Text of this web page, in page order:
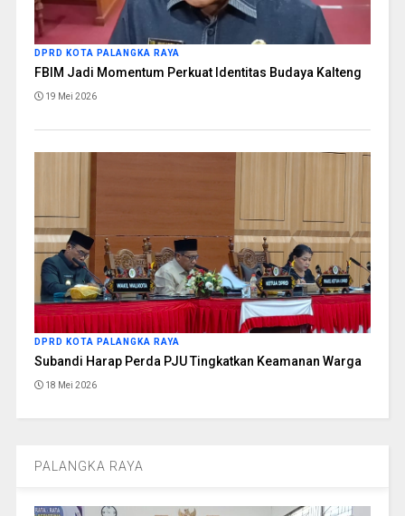
DPRD KOTA PALANGKA RAYA
FBIM Jadi Momentum Perkuat Identitas Budaya Kalteng
19 Mei 2026
DPRD KOTA PALANGKA RAYA
Subandi Harap Perda PJU Tingkatkan Keamanan Warga
18 Mei 2026
PALANGKA RAYA